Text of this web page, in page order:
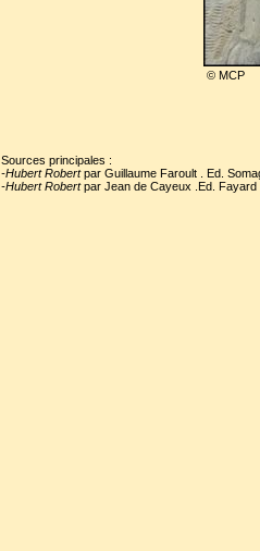
© MCP
Sources principales :
-Hubert Robertpar Guillaume Faroult . Ed.
-Hubert Robertpar Jean de Cayeux .Ed. Fayard